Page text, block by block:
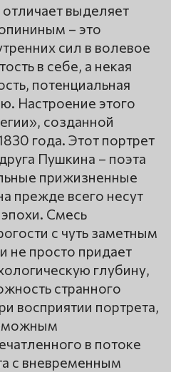
выделяет
– это
сил в волевое
в себе, а некая
потенциальная
Настроение этого
созданной
года. Этот портрет
Пушкина – поэта
прижизненные
прежде всего несут
эпохи. Смесь
с чуть заметным
не просто придает
глубину,
странного
восприятии портрета,
в потоке
с вневременным